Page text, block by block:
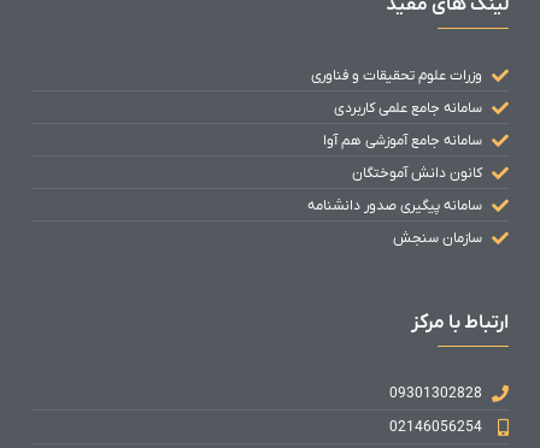
وزرات علوم تحقیقات و فناوری
سامانه جامع علمی کاربردی
سامانه جامع آموزشی هم آوا
کانون دانش آموختگان
سامانه پیگیری صدور دانشنامه
سازمان سنجش
ارتباط با مرکز
09301302828
02146056254